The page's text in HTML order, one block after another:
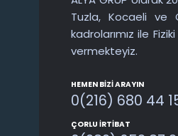
Tuzla, Kocaeli ve
kadrolarımız ile
vermekteyiz.
HEMEN BIZI ARAYIN
0(216) 680 44
ÇORLU İRTIBAT